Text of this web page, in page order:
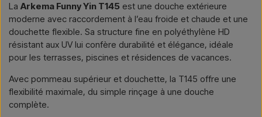
La Arkema Funny Yin T145 est une douche extérieure
moderne avec raccordement à l’eau froide et chaude et une
douchette flexible. Sa structure fine en polyéthylène HD
résistant aux UV lui confère durabilité et élégance, idéale
pour les terrasses, piscines et résidences de vacances.
Avec pommeau supérieur et douchette, la T145 offre une
flexibilité maximale, du simple rinçage à une douche
complète.